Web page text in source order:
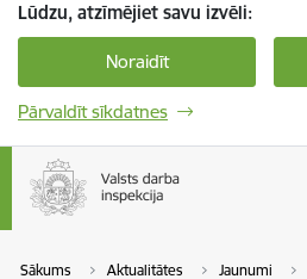
Lūdzu, atzīmējiet savu izvēli:
Noraidīt
Pārvaldīt sīkdatnes
Sākums Aktualitātes Jaunumi